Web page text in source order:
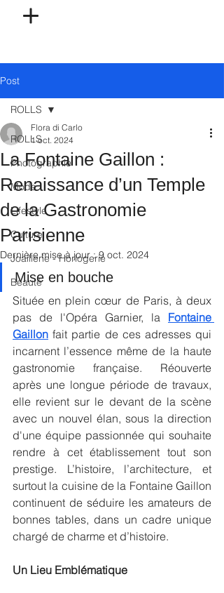
Post
ROLLS
Photographie
Mode
Lifestyle
Culture
Joaillerie - Horlogerie
Beauté
ROLLS
La Fontaine Gaillon :
Renaissance d’un Temple
de la Gastronomie
Parisienne
Flora di Carlo
1 oct. 2024
Dernière mise à jour :9 oct. 2024
Mise en bouche
Située en plein cœur de Paris, à deux
pas de l'Opéra Garnier, la Fontaine
Gaillon fait partie de ces adresses qui
incarnent l’essence même de la haute
gastronomie française. Réouverte
après une longue période de travaux,
elle revient sur le devant de la scène
avec un nouvel élan, sous la direction
d'une équipe passionnée qui souhaite
rendre à cet établissement tout son
prestige. L’histoire, l’architecture, et
surtout la cuisine de la Fontaine Gaillon
continuent de séduire les amateurs de
bonnes tables, dans un cadre unique
chargé de charme et d’histoire.
Un Lieu Emblématique